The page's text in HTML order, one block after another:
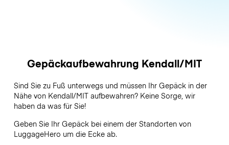
Gepäckaufbewahrung Kendall/MIT
Sind Sie zu Fuß unterwegs und müssen Ihr Gepäck in der
Nähe von Kendall/MIT aufbewahren? Keine Sorge, wir
haben da was für Sie!
Geben Sie Ihr Gepäck bei einem der Standorten von
LuggageHero um die Ecke ab.